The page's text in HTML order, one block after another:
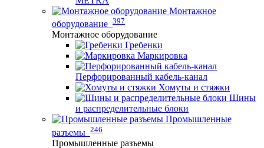
Монтажное
оборудование 397
Монтажное оборудование
Гребенки
Маркировка
Перфорированный кабель-канал
Хомуты и стяжки
Шины
и распределительные блоки
Промышленные
разъемы 246
Промышленные разъемы